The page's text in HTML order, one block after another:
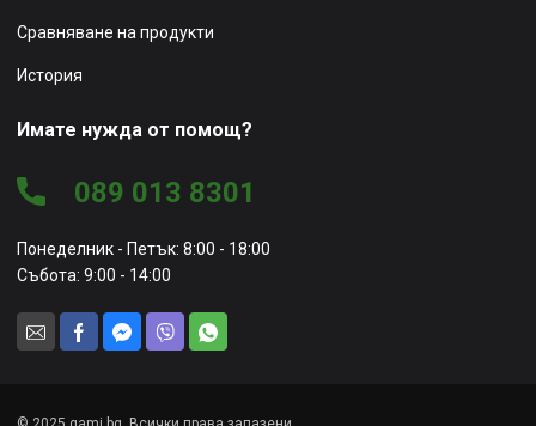
Сравняване на продукти
История
Имате нужда от помощ?
089 013 8301
Понеделник - Петък: 8:00 - 18:00
Събота: 9:00 - 14:00